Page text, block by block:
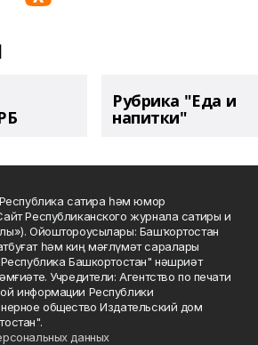
Рубрика "Еда и
напитки"
сатира һәм юмор
Республиканского журнала сатиры и
Ойоштороусылары: Башҡортостан
һәм киң мәғлүмәт саралары
Башкортостан" нәшриәт
Учредители: Агентство по печати
информации Республики
общество Издательский дом
данных